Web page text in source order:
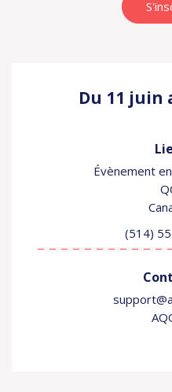
Du 11 juin
Évènement
(514)